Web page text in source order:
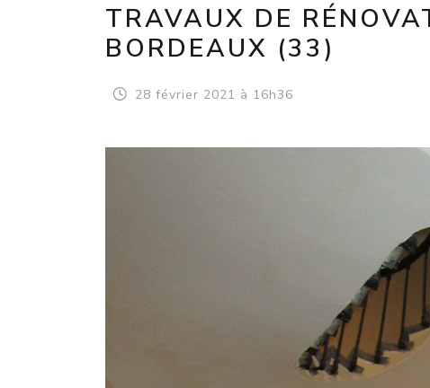
TRAVAUX DE
BORDEAUX (33)
28 février 2021 à 16h36